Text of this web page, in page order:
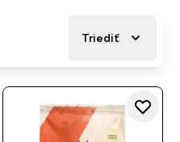
Triediť